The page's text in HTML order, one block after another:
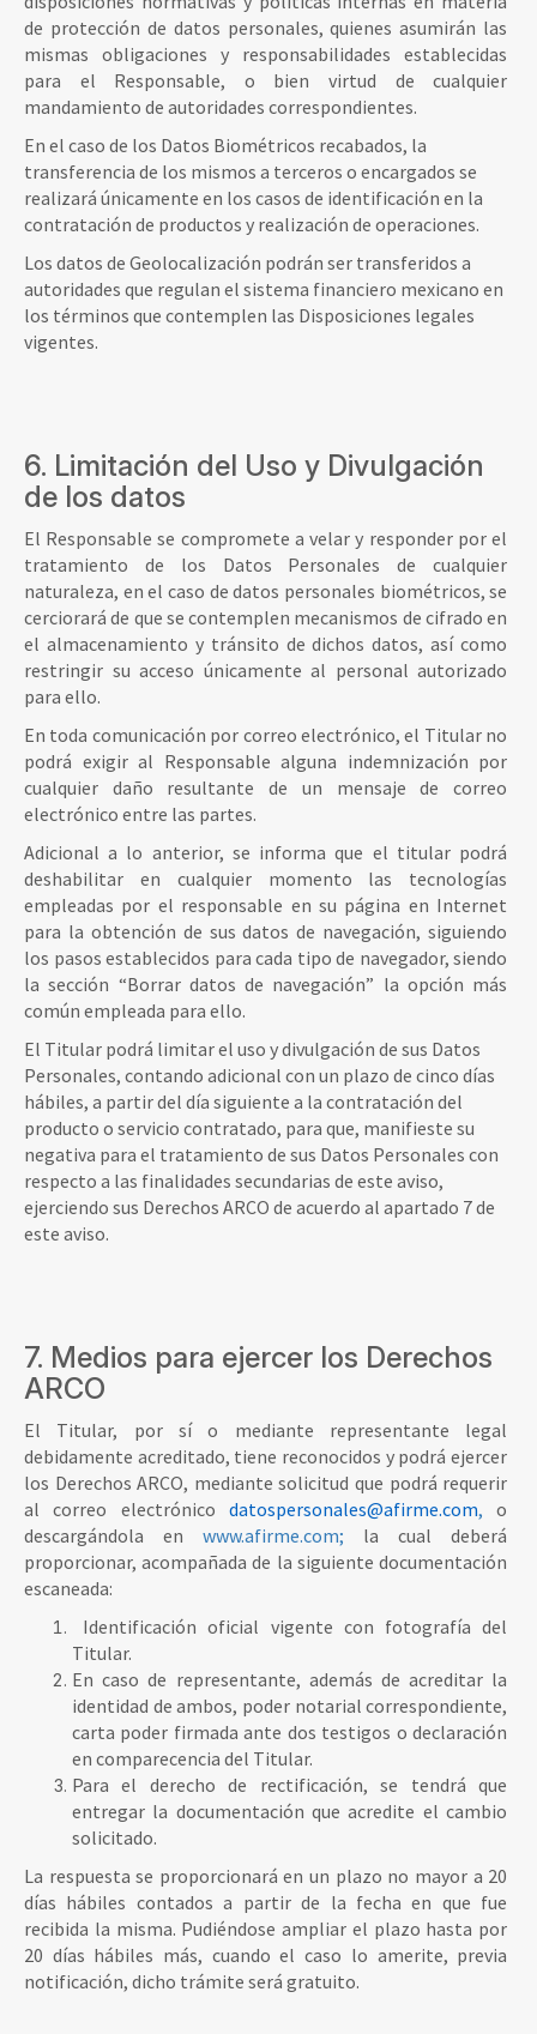
de protección de datos personales, quienes asumirán las
mismas obligaciones y responsabilidades establecidas
para el Responsable, o bien virtud de cualquier
mandamiento de autoridades correspondientes.
En el caso de los Datos Biométricos recabados, la
transferencia de los mismos a terceros o encargados se
realizará únicamente en los casos de identificación en la
contratación de productos y realización de operaciones.
Los datos de Geolocalización podrán ser transferidos a
autoridades que regulan el sistema financiero mexicano en
los términos que contemplen las Disposiciones legales
vigentes.
6. Limitación del Uso y Divulgación
de los datos
El Responsable se compromete a velar y responder por el
tratamiento de los Datos Personales de cualquier
naturaleza, en el caso de datos personales biométricos, se
cerciorará de que se contemplen mecanismos de cifrado en
el almacenamiento y tránsito de dichos datos, así como
restringir su acceso únicamente al personal autorizado
para ello.
En toda comunicación por correo electrónico, el Titular no
podrá exigir al Responsable alguna indemnización por
cualquier daño resultante de un mensaje de correo
electrónico entre las partes.
Adicional a lo anterior, se informa que el titular podrá
deshabilitar en cualquier momento las tecnologías
empleadas por el responsable en su página en Internet
para la obtención de sus datos de navegación, siguiendo
los pasos establecidos para cada tipo de navegador, siendo
la sección “Borrar datos de navegación” la opción más
común empleada para ello.
El Titular podrá limitar el uso y divulgación de sus Datos
Personales, contando adicional con un plazo de cinco días
hábiles, a partir del día siguiente a la contratación del
producto o servicio contratado, para que, manifieste su
negativa para el tratamiento de sus Datos Personales con
respecto a las finalidades secundarias de este aviso,
ejerciendo sus Derechos ARCO de acuerdo al apartado 7 de
este aviso.
7. Medios para ejercer los Derechos
ARCO
El Titular, por sí o mediante representante legal
debidamente acreditado, tiene reconocidos y podrá ejercer
los Derechos ARCO, mediante solicitud que podrá requerir
al correo electrónico datospersonales@afirme.com,o
descargándola enwww.afirme.com; la cual deberá
proporcionar, acompañada de la siguiente documentación
escaneada:
Identificación oficial vigente con fotografía del
Titular.
En caso de representante, además de acreditar la
identidad de ambos, poder notarial correspondiente,
carta poder firmada ante dos testigos o declaración
en comparecencia del Titular.
Para el derecho de rectificación, se tendrá que
entregar la documentación que acredite el cambio
solicitado.
La respuesta se proporcionará en un plazo no mayor a 20
días hábiles contados a partir de la fecha en que fue
recibida la misma. Pudiéndose ampliar el plazo hasta por
20 días hábiles más, cuando el caso lo amerite, previa
notificación, dicho trámite será gratuito.